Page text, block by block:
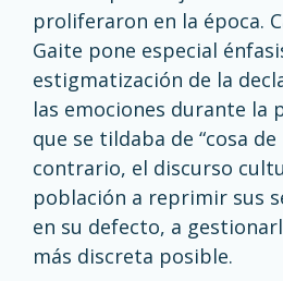
proliferaron en la época.
Gaite pone especial
estigmatización de la
las emociones durante la
que se tildaba de “cosa de
contrario, el discurso
población a reprimir sus
en su defecto, a
más discreta posible.